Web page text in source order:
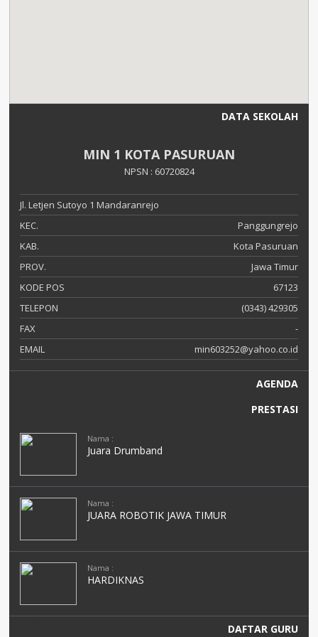
DATA SEKOLAH
MIN 1 KOTA PASURUAN
NPSN : 60720824
Jl. Letjen Sutoyo 1 Mandaranrejo
KEC.
Panggungrejo
KAB.
Kota Pasuruan
PROV.
Jawa Timur
KODE POS
67123
TELEPON
(0343) 429305
FAX
-
EMAIL
min603252@yahoo.co.id
AGENDA
PRESTASI
Nama :
Juara Drumband
Nama :
JUARA ROBOTIK JAWA TIMUR
Nama :
HARDIKNAS
DAFTAR GURU